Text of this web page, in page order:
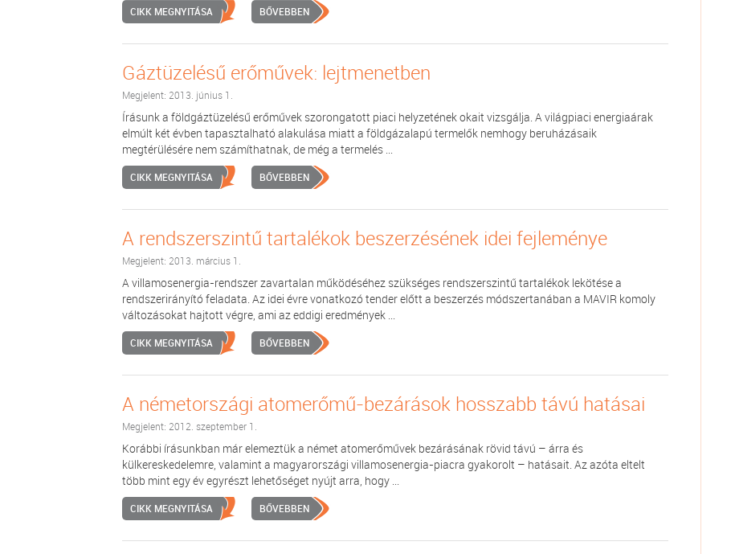
CIKK MEGNYITÁSA BŐVEBBEN
Gáztüzelésű erőművek: lejtmenetben
Megjelent: 2013. június 1.
Írásunk a földgáztüzelésű erőművek szorongatott piaci helyzetének okait vizsgálja. A világpiaci energiaárak
elmúlt két évben tapasztalható alakulása miatt a földgázalapú termelők nemhogy beruházásaik
megtérülésére nem számíthatnak, de még a termelés ...
CIKK MEGNYITÁSA BŐVEBBEN
A rendszerszintű tartalékok beszerzésének idei fejleménye
Megjelent: 2013. március 1.
A villamosenergia-rendszer zavartalan működéséhez szükséges rendszerszintű tartalékok lekötése a
rendszerirányító feladata. Az idei évre vonatkozó tender előtt a beszerzés módszertanában a MAVIR komoly
változásokat hajtott végre, ami az eddigi eredmények ...
CIKK MEGNYITÁSA BŐVEBBEN
A németországi atomerőmű-bezárások hosszabb távú hatásai
Megjelent: 2012. szeptember 1.
Korábbi írásunkban már elemeztük a német atomerőművek bezárásának rövid távú – árra és
külkereskedelemre, valamint a magyarországi villamosenergia-piacra gyakorolt – hatásait. Az azóta eltelt
több mint egy év egyrészt lehetőséget nyújt arra, hogy ...
CIKK MEGNYITÁSA BŐVEBBEN